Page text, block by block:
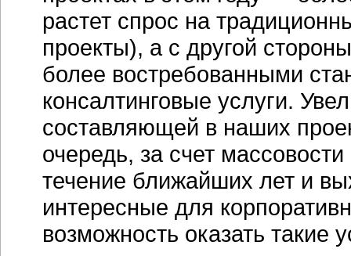
растет спрос на
проекты), а с другой
более востребованными
консалтинговые услуги.
составляющей в наших
очередь, за счет
течение ближайших лет и
интересные для
возможность оказать такие